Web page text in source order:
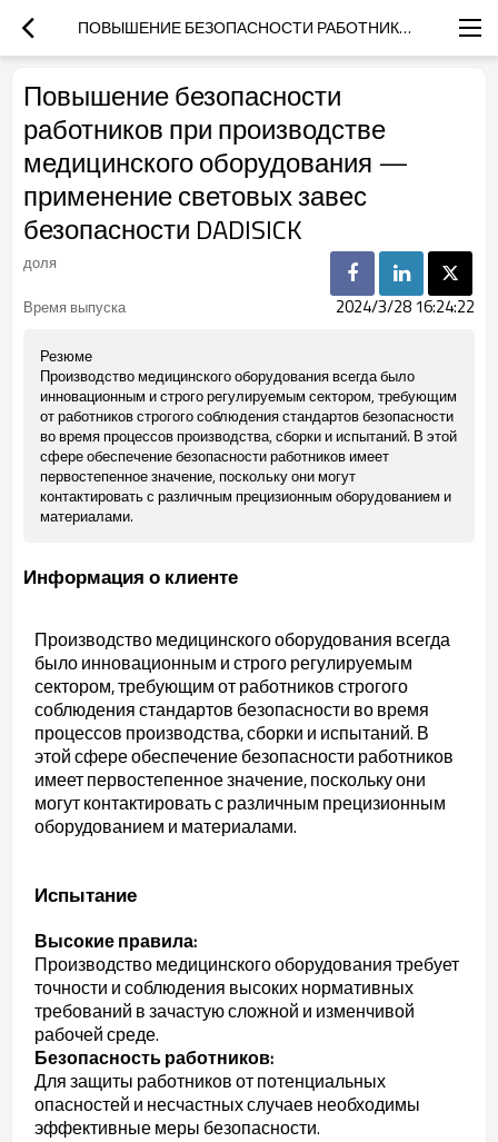
ПОВЫШЕНИЕ БЕЗОПАСНОСТИ РАБОТНИКОВ ПРИ ПРОИЗВОДСТВЕ МЕДИЦИНСКОГО ОБОРУДОВАНИЯ — ПРИМЕНЕНИЕ СВЕТОВЫХ ЗАВЕС БЕЗОПАСНОСТИ DADISICK
Повышение безопасности
работников при производстве
медицинского оборудования —
применение световых завес
безопасности DADISICK
доля
Время выпуска
2024/3/28 16:24:22
Резюме
Производство медицинского оборудования всегда было
инновационным и строго регулируемым сектором, требующим
от работников строгого соблюдения стандартов безопасности
во время процессов производства, сборки и испытаний. В этой
сфере обеспечение безопасности работников имеет
первостепенное значение, поскольку они могут
контактировать с различным прецизионным оборудованием и
материалами.
Информация о клиенте
Производство медицинского оборудования всегда
было инновационным и строго регулируемым
сектором, требующим от работников строгого
соблюдения стандартов безопасности во время
процессов производства, сборки и испытаний. В
этой сфере обеспечение безопасности работников
имеет первостепенное значение, поскольку они
могут контактировать с различным прецизионным
оборудованием и материалами.
Испытание
Высокие правила:
Производство медицинского оборудования требует
точности и соблюдения высоких нормативных
требований в зачастую сложной и изменчивой
рабочей среде.
Безопасность работников:
Для защиты работников от потенциальных
опасностей и несчастных случаев необходимы
эффективные меры безопасности.